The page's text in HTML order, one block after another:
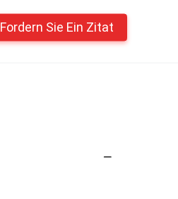
Fordern Sie Ein Zitat